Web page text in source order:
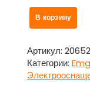
Количество
товара
передний
Джили
В корзину
Артикул: 20652
Категории: